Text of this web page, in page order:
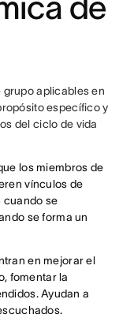
grupo aplicables en
específico y
del ciclo de vida
los miembros de
vínculos de
cuando se
se forma un
en mejorar el
fomentar la
Ayudan a